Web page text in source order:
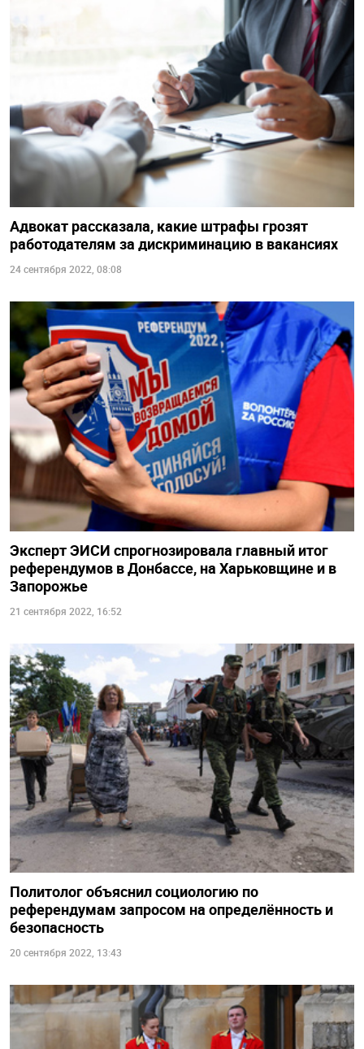
Адвокат рассказала, какие штрафы грозят
работодателям за дискриминацию в вакансиях
24 сентября 2022, 08:08
Эксперт ЭИСИ спрогнозировала главный итог
референдумов в Донбассе, на Харьковщине и в
Запорожье
21 сентября 2022, 16:52
Политолог объяснил социологию по
референдумам запросом на определённость и
безопасность
20 сентября 2022, 13:43